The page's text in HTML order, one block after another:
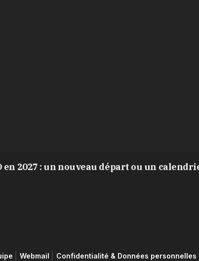
en 2027 : un nouveau départ ou un
Webmail Confidentialité & Données personnelles